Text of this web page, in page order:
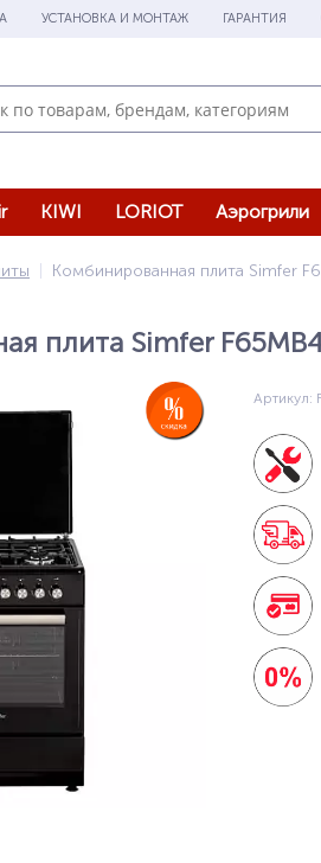
УСТАНОВКА И МОНТАЖ ГАРАНТИЯ
KIWI LORIOT Аэрогрили
Комбинированная плита Simfer
плита Simfer
Артикул: